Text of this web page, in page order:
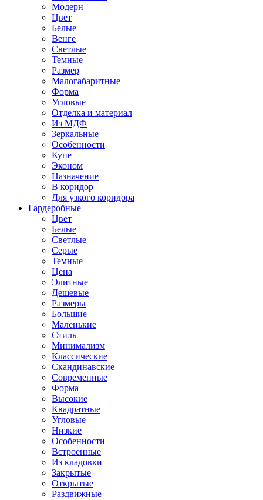
Модерн
Цвет
Белые
Венге
Светлые
Темные
Размер
Малогабаритные
Форма
Угловые
Отделка и материал
Из МДФ
Зеркальные
Особенности
Купе
Эконом
Назначение
В коридор
Для узкого коридора
Гардеробные
Цвет
Белые
Светлые
Серые
Темные
Цена
Элитные
Дешевые
Размеры
Большие
Маленькие
Стиль
Минимализм
Классические
Скандинавские
Современные
Форма
Высокие
Квадратные
Угловые
Низкие
Особенности
Встроенные
Из кладовки
Закрытые
Открытые
Раздвижные